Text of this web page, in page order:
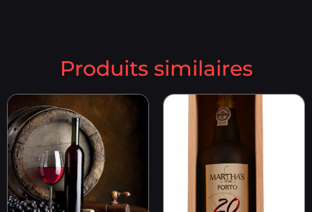
Produits similaires